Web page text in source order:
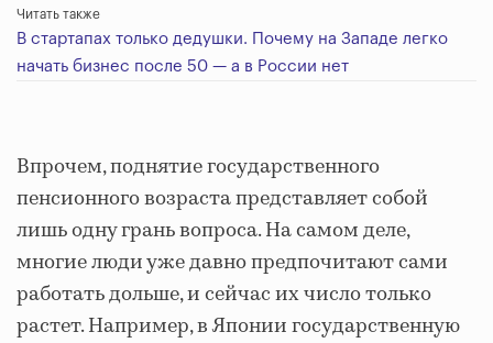
Читать также
В стартапах только дедушки. Почему на Западе легко
начать бизнес после 50 — а в России нет
Впрочем, поднятие государственного
пенсионного возраста представляет собой
лишь одну грань вопроса. На самом деле,
многие люди уже давно предпочитают сами
работать дольше, и сейчас их число только
растет. Например, в Японии государственную